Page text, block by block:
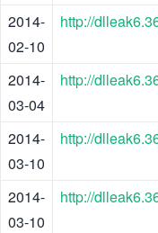
2014-
02-10
http://
2014-
03-04
http://
2014-
03-10
http://
2014-
03-10
http://